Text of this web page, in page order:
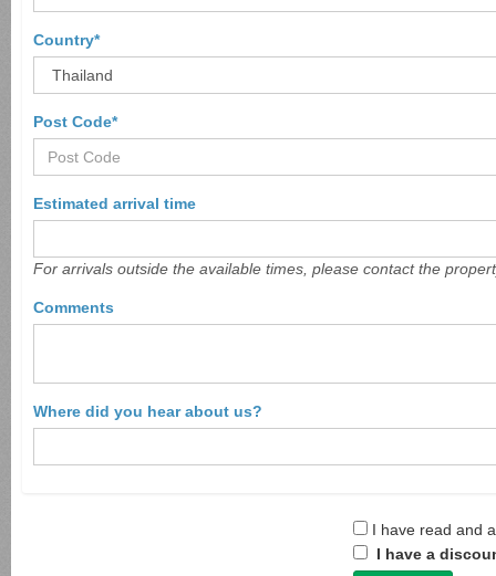
Country*
Post Code*
Estimated arrival time
For arrivals outside the available times, please contact the
Comments
Where did you hear about us?
I have read and
I have a